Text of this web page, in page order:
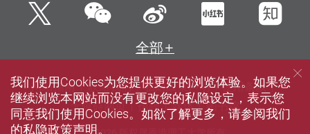
Twitter微信 新浪微博小红书知
全部
网站指南 联络我们 私隐政策声明
使用条款
无障碍网页
招聘 媒体 图书馆
我们使用Cookies为您提供更好的浏览体验。如果您
继续浏览本网站而没有更改您的私隐设定，表示您
同意我们使用Cookies。如欲了解更多，请参阅我们
的私隐政策声明。